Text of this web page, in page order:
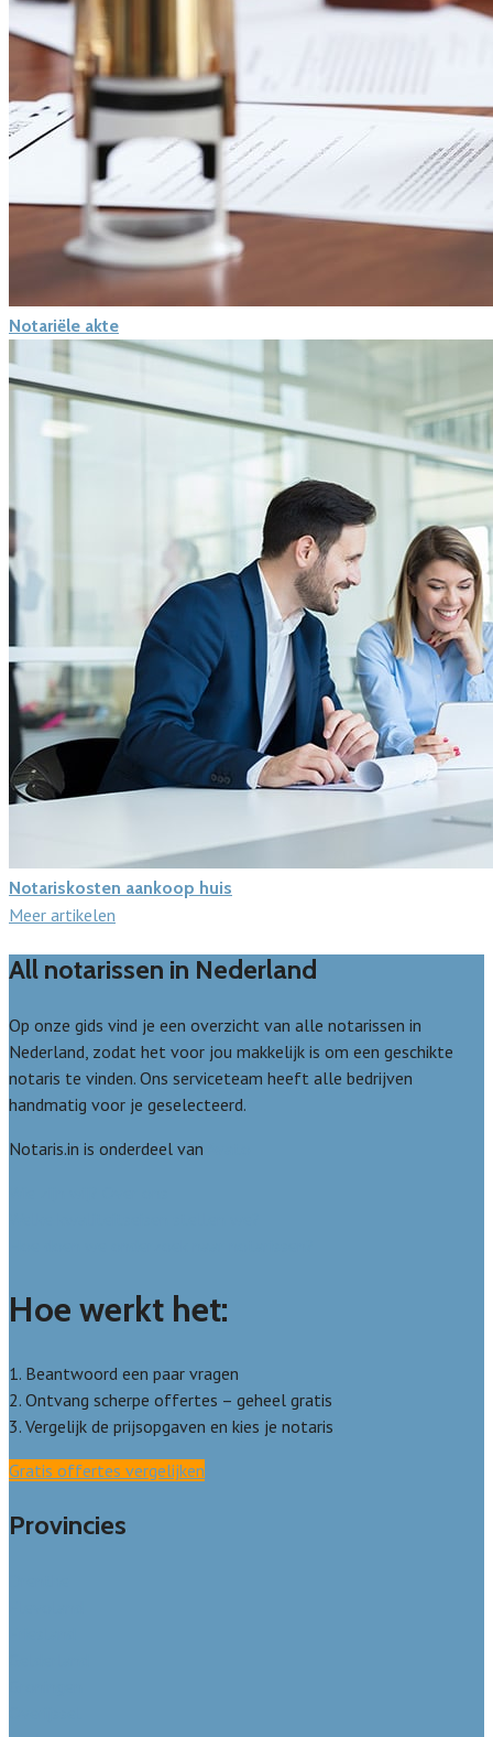
Notariële akte
Notariskosten aankoop huis
Meer artikelen
All notarissen in Nederland
Op onze gids vind je een overzicht van alle notarissen in
Nederland, zodat het voor jou makkelijk is om een geschikte
notaris te vinden. Ons serviceteam heeft alle bedrijven
handmatig voor je geselecteerd.
Notaris.in is onderdeel van
Hoe werkt het:
1. Beantwoord een paar vragen
2. Ontvang scherpe offertes – geheel gratis
3. Vergelijk de prijsopgaven en kies je notaris
Gratis offertes vergelijken
Provincies